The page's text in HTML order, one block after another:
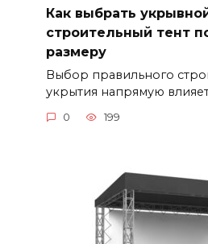
Как выбрать
строительный тент
размеру
Выбор правильного
укрытия напрямую
0 199